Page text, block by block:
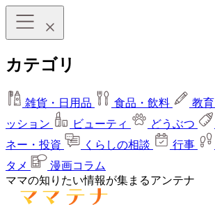
カテゴリ
雑貨・日用品 食品・飲料 教育
ッション
ビューティ どうぶつ
ネー・投資
くらしの相談 行事
タメ
漫画コラム
ママの知りたい情報が集まるアンテナ